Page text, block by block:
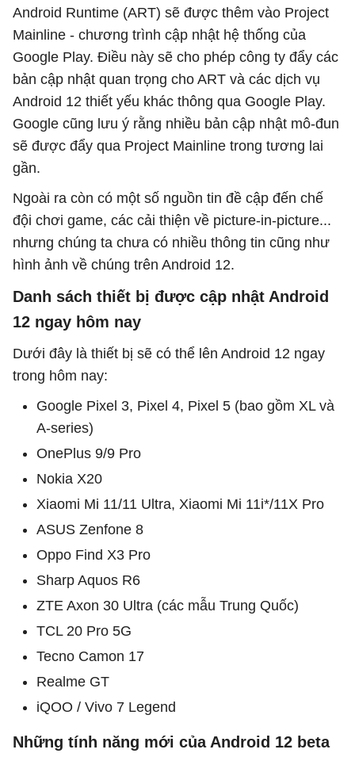
Android Runtime (ART) sẽ được thêm vào Project
Mainline - chương trình cập nhật hệ thống của
Google Play. Điều này sẽ cho phép công ty đẩy các
bản cập nhật quan trọng cho ART và các dịch vụ
Android 12 thiết yếu khác thông qua Google Play.
Google cũng lưu ý rằng nhiều bản cập nhật mô-đun
sẽ được đẩy qua Project Mainline trong tương lai
gần.
Ngoài ra còn có một số nguồn tin đề cập đến chế
đội chơi game, các cải thiện về picture-in-picture...
nhưng chúng ta chưa có nhiều thông tin cũng như
hình ảnh về chúng trên Android 12.
Danh sách thiết bị được cập nhật Android
12 ngay hôm nay
Dưới đây là thiết bị sẽ có thể lên Android 12 ngay
trong hôm nay:
Google Pixel 3, Pixel 4, Pixel 5 (bao gồm XL và
A-series)
OnePlus 9/9 Pro
Nokia X20
Xiaomi Mi 11/11 Ultra, Xiaomi Mi 11i*/11X Pro
ASUS Zenfone 8
Oppo Find X3 Pro
Sharp Aquos R6
ZTE Axon 30 Ultra (các mẫu Trung Quốc)
TCL 20 Pro 5G
Tecno Camon 17
Realme GT
iQOO / Vivo 7 Legend
Những tính năng mới của Android 12 beta